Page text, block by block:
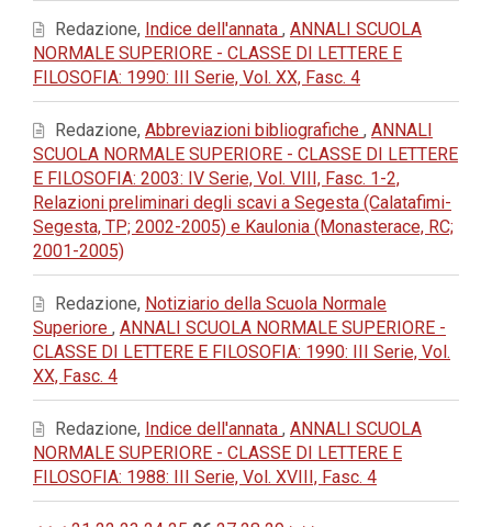
Redazione, Indice dell'annata , ANNALI SCUOLA
NORMALE SUPERIORE - CLASSE DI LETTERE E
FILOSOFIA: 1990: III Serie, Vol. XX, Fasc. 4
Redazione, Abbreviazioni bibliografiche , ANNALI
SCUOLA NORMALE SUPERIORE - CLASSE DI LETTERE
E FILOSOFIA: 2003: IV Serie, Vol. VIII, Fasc. 1-2,
Relazioni preliminari degli scavi a Segesta (Calatafimi-
Segesta, TP; 2002-2005) e Kaulonia (Monasterace, RC;
2001-2005)
Redazione, Notiziario della Scuola Normale
Superiore , ANNALI SCUOLA NORMALE SUPERIORE -
CLASSE DI LETTERE E FILOSOFIA: 1990: III Serie, Vol.
XX, Fasc. 4
Redazione, Indice dell'annata , ANNALI SCUOLA
NORMALE SUPERIORE - CLASSE DI LETTERE E
FILOSOFIA: 1988: III Serie, Vol. XVIII, Fasc. 4